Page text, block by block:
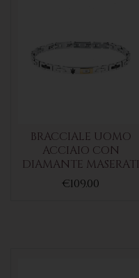
BRACCIALE UOMO
ACCIAIO CON
DIAMANTE MASERATI
€109.00